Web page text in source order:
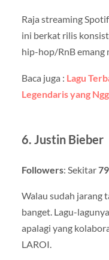
Raja streaming
ini berkat rilis
hip-hop/RnB emang
Baca juga : Lagu
Legendaris yang
6. Justin Bieber
Followers: Sekitar
Walau sudah jarang
banget. Lagu-
apalagi yang
LAROI.